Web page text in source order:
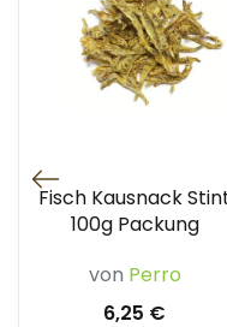
Fisch Kausnack
100g Packung
von Perro
6,25 €